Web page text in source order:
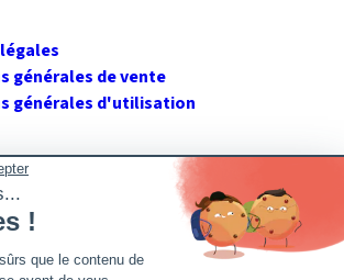
générales de vente
générales d'utilisation
SARL